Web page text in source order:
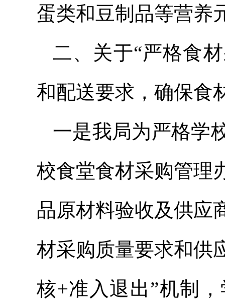
蛋类和豆制品等营养
二、关于“严格食
和配送要求，确保食
一是我局为严格学
校食堂食材采购管理
品原材料验收及供应
材采购质量要求和供
核+准入退出”机制